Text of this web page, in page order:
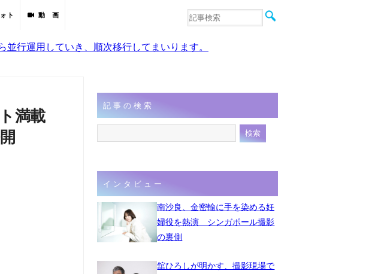
ト 動 画
音楽
行運用していき、順次移行してまいります。
満載
記事の検索
インタビュー
南沙良、金密輸に手を染める妊
婦役を熱演 シンガポール撮影
の裏側
舘ひろしが明かす、撮影現場で